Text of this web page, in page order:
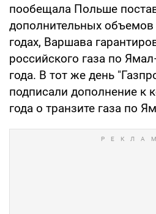
пообещала Польше
дополнительных объемов
годах, Варшава
российского газа по
года. В тот же день
подписали дополнение к
года о транзите газа по